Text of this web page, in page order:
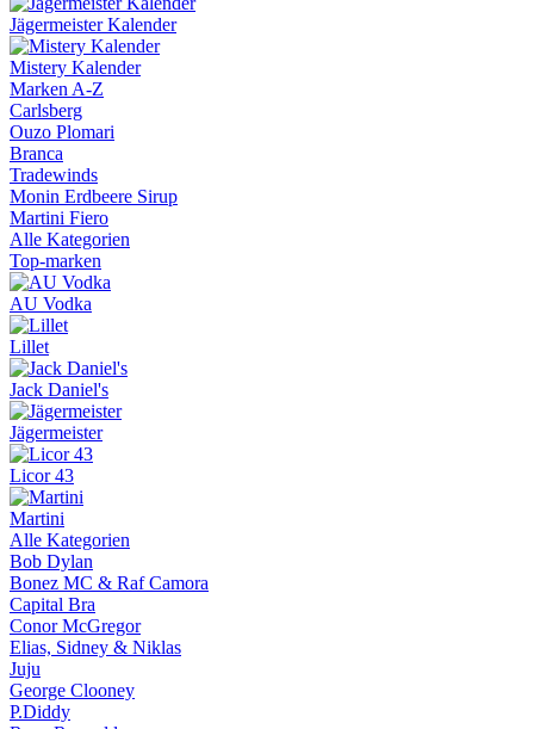
Jägermeister Kalender
Mistery Kalender
Marken A-Z
Carlsberg
Ouzo Plomari
Branca
Tradewinds
Monin Erdbeere Sirup
Martini Fiero
Alle Kategorien
Top-marken
AU Vodka
Lillet
Jack Daniel's
Jägermeister
Licor 43
Martini
Alle Kategorien
Bob Dylan
Bonez MC & Raf Camora
Capital Bra
Conor McGregor
Elias, Sidney & Niklas
Juju
George Clooney
P.Diddy